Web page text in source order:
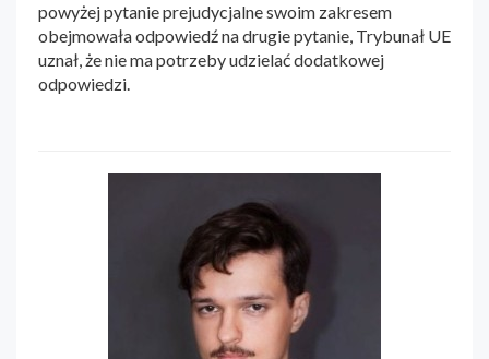
powyżej pytanie prejudycjalne swoim zakresem
obejmowała odpowiedź na drugie pytanie, Trybunał UE
uznał, że nie ma potrzeby udzielać dodatkowej
odpowiedzi.